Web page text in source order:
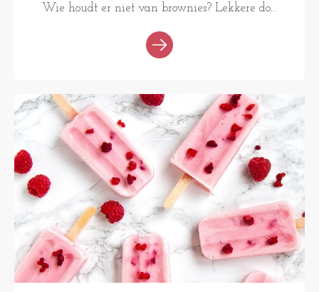
Wie houdt er niet van brownies? Lekkere do...
RECEPTEN